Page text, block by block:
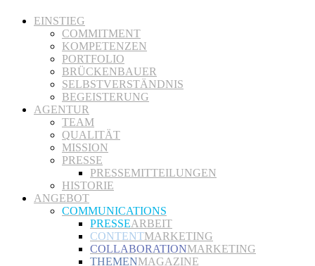
EINSTIEG
COMMITMENT
KOMPETENZEN
PORTFOLIO
BRÜCKENBAUER
SELBSTVERSTÄNDNIS
BEGEISTERUNG
AGENTUR
TEAM
QUALITÄT
MISSION
PRESSE
PRESSEMITTEILUNGEN
HISTORIE
ANGEBOT
COMMUNICATIONS
PRESSEARBEIT
CONTENTMARKETING
COLLABORATIONMARKETING
THEMENMAGAZINE